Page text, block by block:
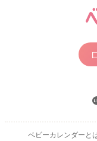
ベビーカレンダーと